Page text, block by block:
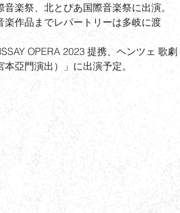
楽祭、北とぴあ国際音楽祭に出演。
作品までレパートリーは多岐に渡
OPERA 2023 提携、ヘンツェ 歌劇
亞門演出）」に出演予定。